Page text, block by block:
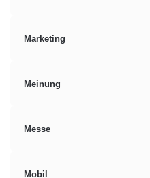
Marketing
Meinung
Messe
Mobil